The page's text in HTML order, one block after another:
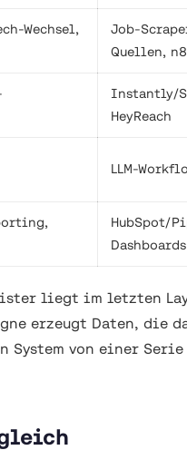
Wechsel,
Job-
Quellen,
Instantly/
HeyReach
LLM-
HubSpot/
Dashboards
liegt im letzten
erzeugt Daten, die
System von einer Serie